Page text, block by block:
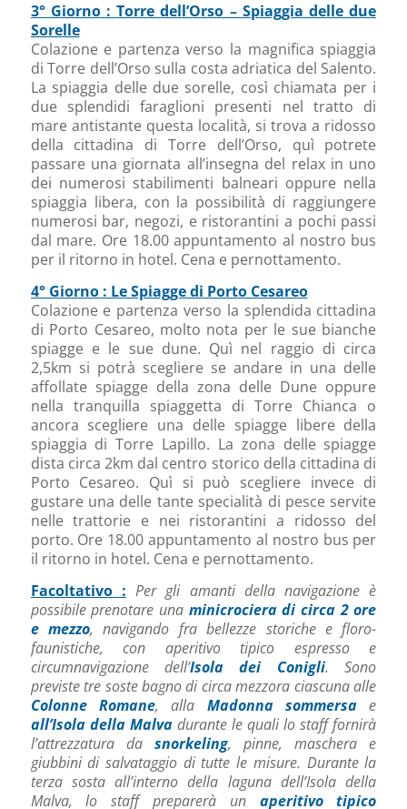
3° Giorno : Torre dell’Orso – Spiaggia delle due
Sorelle
Colazione e partenza verso la magnifica spiaggia
di Torre dell’Orso sulla costa adriatica del Salento.
La spiaggia delle due sorelle, così chiamata per i
due splendidi faraglioni presenti nel tratto di
mare antistante questa località, si trova a ridosso
della cittadina di Torre dell’Orso, quì potrete
passare una giornata all’insegna del relax in uno
dei numerosi stabilimenti balneari oppure nella
spiaggia libera, con la possibilità di raggiungere
numerosi bar, negozi, e ristorantini a pochi passi
dal mare. Ore 18.00 appuntamento al nostro bus
per il ritorno in hotel. Cena e pernottamento.
4° Giorno : Le Spiagge di Porto Cesareo
Colazione e partenza verso la splendida cittadina
di Porto Cesareo, molto nota per le sue bianche
spiagge e le sue dune. Quì nel raggio di circa
2,5km si potrà scegliere se andare in una delle
affollate spiagge della zona delle Dune oppure
nella tranquilla spiaggetta di Torre Chianca o
ancora scegliere una delle spiagge libere della
spiaggia di Torre Lapillo. La zona delle spiagge
dista circa 2km dal centro storico della cittadina di
Porto Cesareo. Quì si può scegliere invece di
gustare una delle tante specialità di pesce servite
nelle trattorie e nei ristorantini a ridosso del
porto. Ore 18.00 appuntamento al nostro bus per
il ritorno in hotel. Cena e pernottamento.
Facoltativo : Per gli amanti della navigazione è
possibile prenotare una minicrociera di circa 2 ore
e mezzo, navigando fra bellezze storiche e floro-
faunistiche, con aperitivo tipico espresso e
circumnavigazione dell’Isola dei Conigli. Sono
previste tre soste bagno di circa mezzora ciascuna alle
Colonne Romane, alla Madonna sommersa e
all’Isola della Malvadurante le quali lo staff fornirà
l’attrezzatura da snorkeling, pinne, maschera e
giubbini di salvataggio di tutte le misure. Durante la
terza sosta all’interno della laguna dell’Isola della
Malva, lo staff preparerà un aperitivo tipico